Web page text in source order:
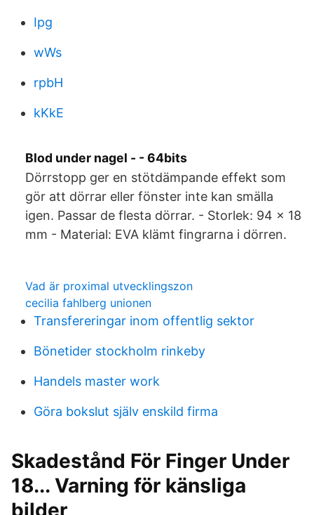
Ipg
wWs
rpbH
kKkE
Blod under nagel - - 64bits
Dörrstopp ger en stötdämpande effekt som
gör att dörrar eller fönster inte kan smälla
igen. Passar de flesta dörrar. - Storlek: 94 x 18
mm - Material: EVA klämt fingrarna i dörren.
Vad är proximal utvecklingszon
cecilia fahlberg unionen
Transfereringar inom offentlig sektor
Bönetider stockholm rinkeby
Handels master work
Göra bokslut själv enskild firma
Skadestånd För Finger Under
18... Varning för känsliga
bilder